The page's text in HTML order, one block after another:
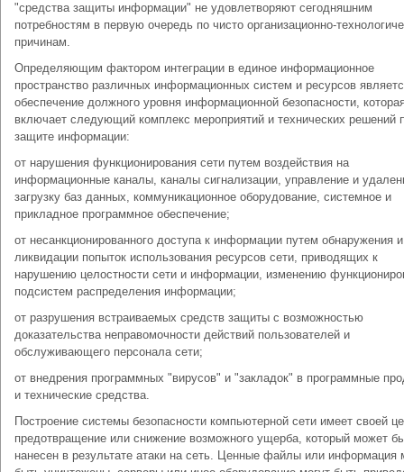
"средства защиты информации" не удовлетворяют сегодняшним
потребностям в первую очередь по чисто организационно-
причинам.
Определяющим фактором интеграции в единое информационное
пространство различных информационных систем и ресурсов
обеспечение должного уровня информационной безопасности,
включает следующий комплекс мероприятий и технических решений
защите информации:
от нарушения функционирования сети путем воздействия на
информационные каналы, каналы сигнализации, управление и
загрузку баз данных, коммуникационное оборудование, системное и
прикладное программное обеспечение;
от несанкционированного доступа к информации путем обнаружения и
ликвидации попыток использования ресурсов сети, приводящих к
нарушению целостности сети и информации, изменению
подсистем распределения информации;
от разрушения встраиваемых средств защиты с возможностью
доказательства неправомочности действий пользователей и
обслуживающего персонала сети;
от внедрения программных "вирусов" и "закладок" в программные
и технические средства.
Построение системы безопасности компьютерной сети имеет своей
предотвращение или снижение возможного ущерба, который может
нанесен в результате атаки на сеть. Ценные файлы или информация